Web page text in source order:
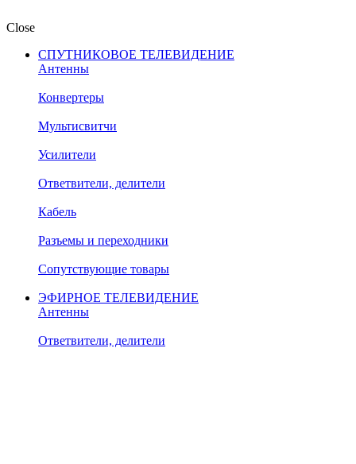
Close
СПУТНИКОВОЕ ТЕЛЕВИДЕНИЕ
Антенны
Конвертеры
Мультисвитчи
Усилители
Ответвители, делители
Кабель
Разъемы и переходники
Сопутствующие товары
ЭФИРНОЕ ТЕЛЕВИДЕНИЕ
Антенны
Ответвители, делители